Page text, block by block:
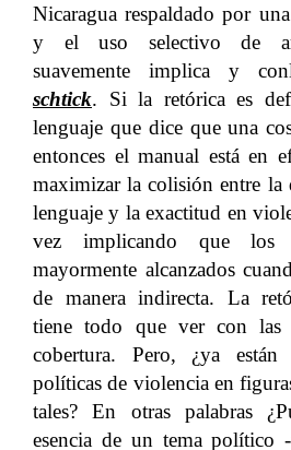
Nicaragua respaldado por
y el uso selectivo de
suavemente implica y
schtick. Si la retórica es
lenguaje que dice que una
entonces el manual está en
maximizar la colisión entre la
lenguaje y la exactitud en
vez implicando que los
mayormente alcanzados
de manera indirecta. La
tiene todo que ver con las
cobertura. Pero, ¿ya están
políticas de violencia en
tales? En otras palabras
esencia de un tema político